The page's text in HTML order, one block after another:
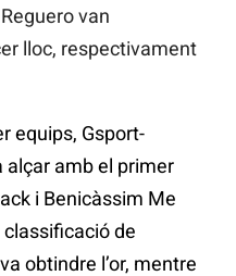
van
lloc, respectivament
equips, Gsport-
alçar amb el primer
i Benicàssim Me
classificació de
obtindre l’or, mentre